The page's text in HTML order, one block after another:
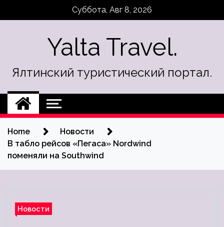
Суббота, Авг 8, 2026
Yalta Travel.
Ялтинский туристический портал.
Home
Новости
В табло рейсов «Пегаса» Nordwind
поменяли на Southwind
Новости